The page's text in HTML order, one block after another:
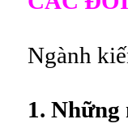
Ngành
1.